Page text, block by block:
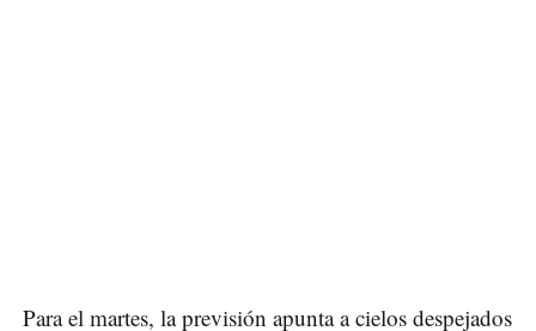
Para el martes, la previsión apunta a cielos despejados